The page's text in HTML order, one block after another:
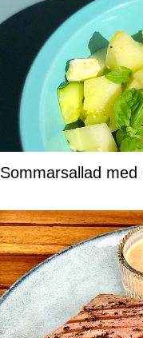
Sommarsallad